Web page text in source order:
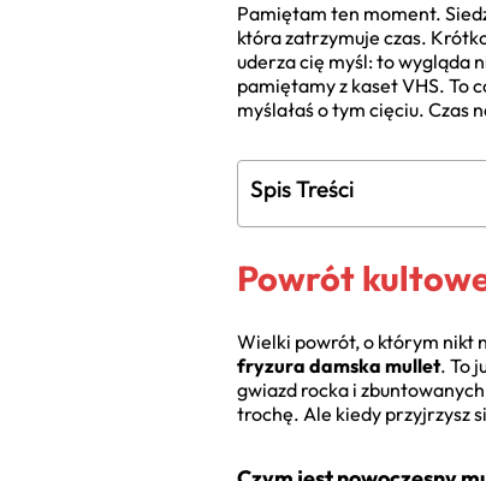
Pamiętam ten moment.
która zatrzymuje czas.
uderza cię myśl: to wygląda
pamiętamy z kaset VHS. To
myślałaś o tym cięciu. Czas
Spis Treści
Powrót
Wielki powrót, o którym nikt
fryzura damska mullet. To
gwiazd rocka i
trochę. Ale kiedy przyjrzysz